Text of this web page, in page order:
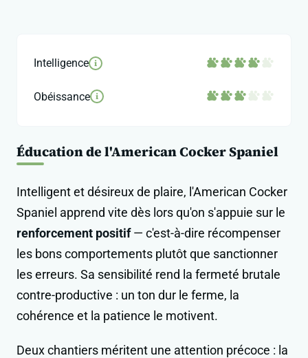
Intelligence i
Obéissance i
Éducation de l'American Cocker Spaniel
Intelligent et désireux de plaire, l'American Cocker
Spaniel apprend vite dès lors qu'on s'appuie sur le
renforcement positif— c'est-à-dire récompenser
les bons comportements plutôt que sanctionner
les erreurs. Sa sensibilité rend la fermeté brutale
contre-productive : un ton dur le ferme, la
cohérence et la patience le motivent.
Deux chantiers méritent une attention précoce : la